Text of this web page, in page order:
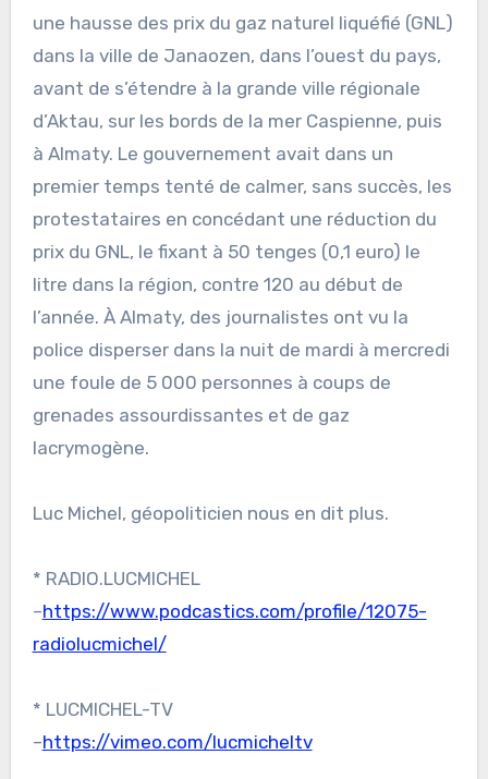
une hausse des prix du gaz naturel liquéfié (GNL)
dans la ville de Janaozen, dans l’ouest du pays,
avant de s’étendre à la grande ville régionale
d’Aktau, sur les bords de la mer Caspienne, puis
à Almaty. Le gouvernement avait dans un
premier temps tenté de calmer, sans succès, les
protestataires en concédant une réduction du
prix du GNL, le fixant à 50 tenges (0,1 euro) le
litre dans la région, contre 120 au début de
l’année. À Almaty, des journalistes ont vu la
police disperser dans la nuit de mardi à mercredi
une foule de 5 000 personnes à coups de
grenades assourdissantes et de gaz
lacrymogène.
Luc Michel, géopoliticien nous en dit plus.
* RADIO.LUCMICHEL
–https://www.podcastics.com/profile/12075-
radiolucmichel/
* LUCMICHEL-TV
–https://vimeo.com/lucmicheltv